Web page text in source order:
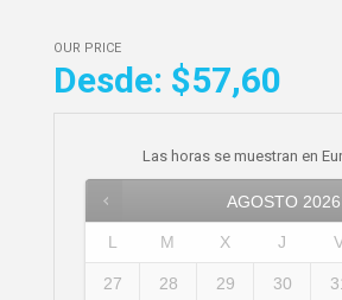
OUR PRICE
Desde: $57,60
Las horas se muestran en
AGOSTO 2026
L M X J
27 28 29 30